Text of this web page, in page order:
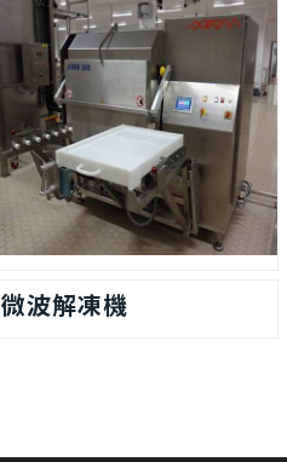
微波解凍機